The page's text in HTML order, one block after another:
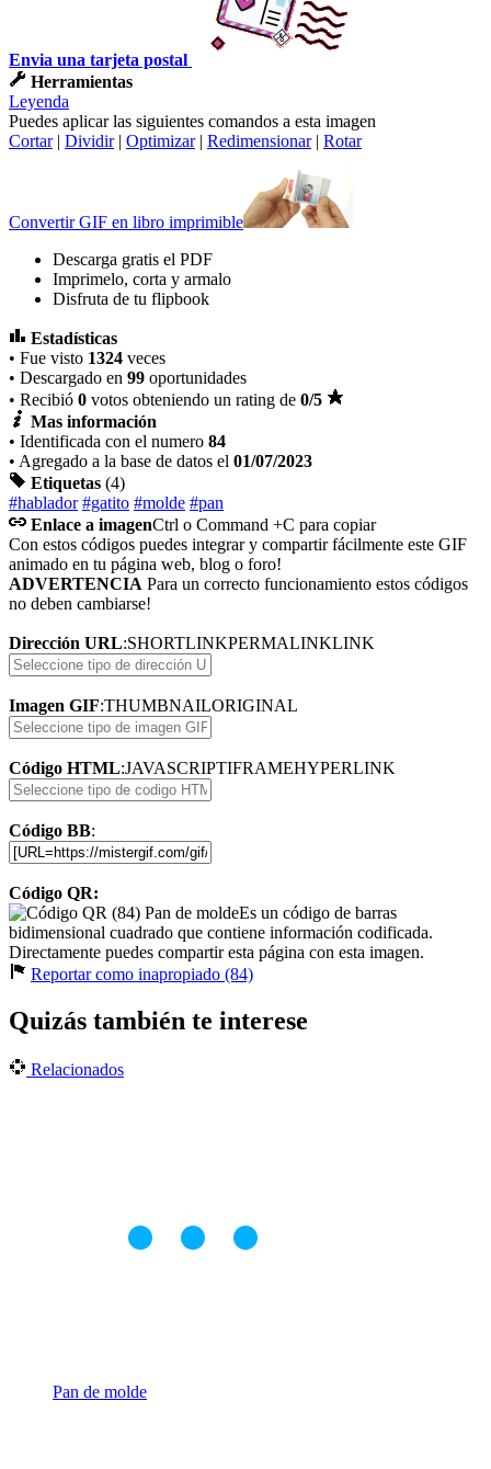
Envia una tarjeta postal
Herramientas
Leyenda
Puedes aplicar las siguientes comandos a esta imagen
Cortar| Dividir| Optimizar| Redimensionar| Rotar
Convertir GIF en libro imprimible
Descarga gratis el PDF
Imprimelo, corta y armalo
Disfruta de tu flipbook
Estadísticas
• Fue visto 1324 veces
• Descargado en 99 oportunidades
• Recibió 0 votos obteniendo un rating de 0/5
Mas información
• Identificada con el numero 84
• Agregado a la base de datos el 01/07/2023
Etiquetas (4)
#hablador #gatito #molde #pan
Enlace a imagenCtrl o Command +C para copiar
Con estos códigos puedes integrar y compartir fácilmente este GIF
animado en tu página web, blog o foro!
ADVERTENCIA Para un correcto funcionamiento estos códigos
no deben cambiarse!
Dirección URL:SHORTLINKPERMALINKLINK
Imagen GIF:THUMBNAILORIGINAL
Código HTML:JAVASCRIPTIFRAMEHYPERLINK
Código BB:
Código QR:
Es un código de barras
bidimensional cuadrado que contiene información codificada.
Directamente puedes compartir esta página con esta imagen.
Reportar como inapropiado (84)
Quizás también te interese
Relacionados
Pan de molde